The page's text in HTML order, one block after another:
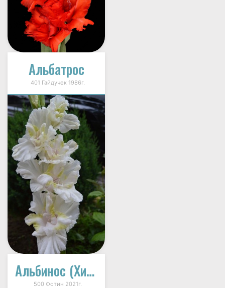
Альбатрос
401 Гайдучек 1986г.
Альбинос (Химера На Блу Бьюти)
500 Фотин 2021г.